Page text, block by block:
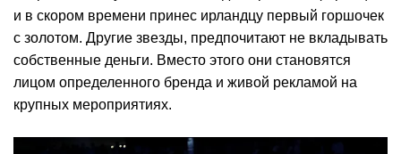
и в скором времени принес ирландцу первый горшочек
с золотом. Другие звезды, предпочитают не вкладывать
собственные деньги. Вместо этого они становятся
лицом определенного бренда и живой рекламой на
крупных мероприятиях.